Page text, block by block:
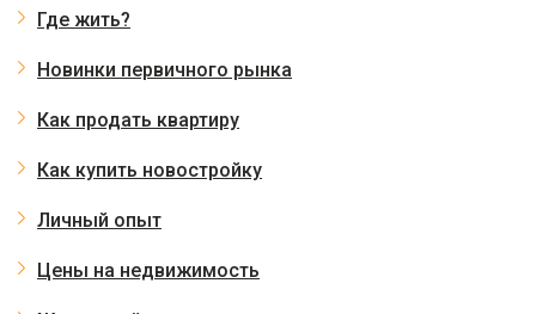
Где жить?
Новинки первичного рынка
Как продать квартиру
Как купить новостройку
Личный опыт
Цены на недвижимость